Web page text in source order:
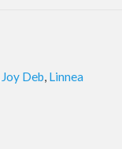
Joy Deb, Linnea